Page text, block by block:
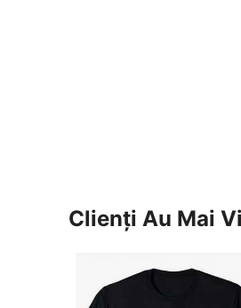
Clienți Au Mai